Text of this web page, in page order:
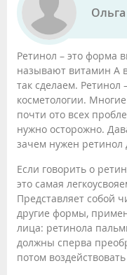
Ретинол – это форма
называют витамин А
так сделаем. Ретинол
косметологии.
почти ото всех
нужно осторожно.
зачем нужен ретинол
Если говорить о
это самая
Представляет собой
другие формы,
лица: ретинола
должны сперва
потом